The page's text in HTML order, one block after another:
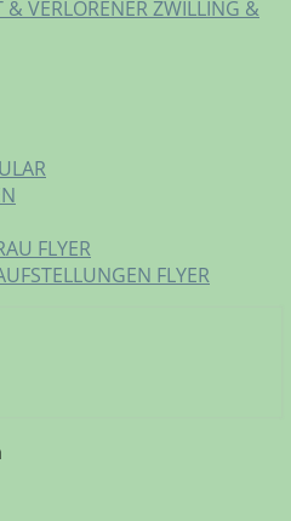
& VERLORENER ZWILLING &
FLYER
FLYER